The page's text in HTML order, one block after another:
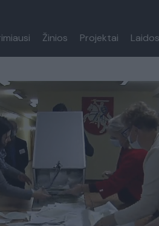
Žinios Projektai Laidos